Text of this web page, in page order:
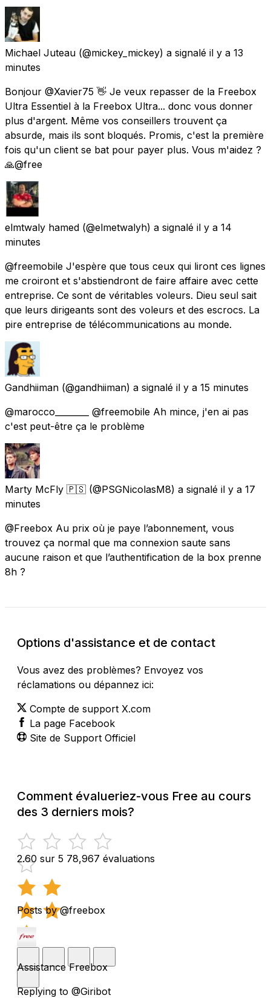
Michael Juteau (@mickey_mickey) a signalé il y a 13
minutes
Bonjour @Xavier75 👋 Je veux repasser de la Freebox
Ultra Essentiel à la Freebox Ultra... donc vous donner
plus d'argent. Même vos conseillers trouvent ça
absurde, mais ils sont bloqués. Promis, c'est la première
fois qu'un client se bat pour payer plus. Vous m'aidez ?
🙏@free
elmtwaly hamed (@elmetwalyh) a signalé il y a 14
minutes
@freemobile J'espère que tous ceux qui liront ces lignes
me croiront et s'abstiendront de faire affaire avec cette
entreprise. Ce sont de véritables voleurs. Dieu seul sait
que leurs dirigeants sont des voleurs et des escrocs. La
pire entreprise de télécommunications au monde.
Gandhiiman (@gandhiiman) a signalé il y a 15 minutes
@marocco________ @freemobile Ah mince, j'en ai pas
c'est peut-être ça le problème
Marty McFly 🇵🇸 (@PSGNicolasM8) a signalé il y a 17
minutes
@Freebox Au prix où je paye l’abonnement, vous
trouvez ça normal que ma connexion saute sans
aucune raison et que l’authentification de la box prenne
8h ?
Options d'assistance et de contact
Vous avez des problèmes? Envoyez vos
réclamations ou dépannez ici:
Compte de support X.com
La page Facebook
Site de Support Officiel
Comment évalueriez-vous Free au cours
des 3 derniers mois?
2.60 sur 5 78,967 évaluations
Posts by @freebox
Assistance Freebox
Replying to @Giribot